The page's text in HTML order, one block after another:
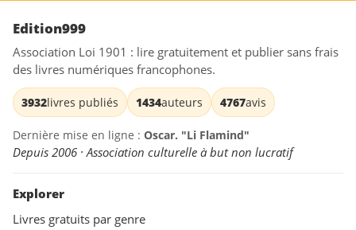
Edition999
Association Loi 1901 : lire gratuitement et publier sans frais
des livres numériques francophones.
3932livres publiés 1434auteurs 4767avis
Dernière mise en ligne : Oscar. "Li Flamind"
Depuis 2006 · Association culturelle à but non lucratif
Explorer
Livres gratuits par genre